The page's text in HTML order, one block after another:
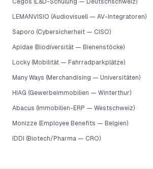
Cegos (L&D-Schulung — Deutschschweiz)
LEMANVISIO (Audiovisuell — AV-Integratoren)
Saporo (Cybersicherheit — CISO)
Apidae (Biodiversität — Bienenstöcke)
Locky (Mobilität — Fahrradparkplätze)
Many Ways (Merchandising — Universitäten)
HIAG (Gewerbeimmobilien — Winterthur)
Abacus (Immobilien-ERP — Westschweiz)
Monizze (Employee Benefits — Belgien)
IDDI (Biotech/Pharma — CRO)